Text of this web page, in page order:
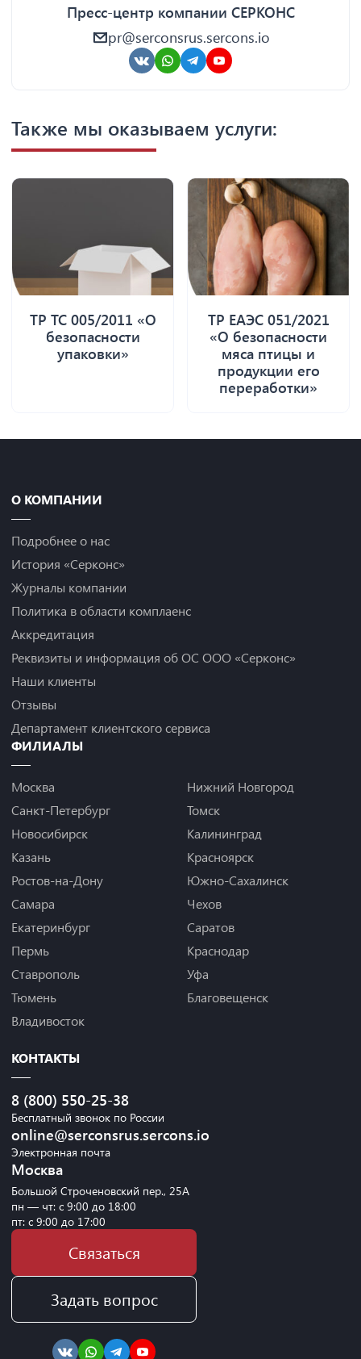
Пресс-центр компании СЕРКОНС
pr@serconsrus.sercons.io
Также мы оказываем услуги:
ТР ТС 005/2011 «О
безопасности
упаковки»
ТР ЕАЭС 051/2021
«О безопасности
мяса птицы и
продукции его
переработки»
О КОМПАНИИ
Подробнее о нас
История «Серконс»
Журналы компании
Политика в области комплаенс
Аккредитация
Реквизиты и информация об ОС ООО «Серконс»
Наши клиенты
Отзывы
Департамент клиентского сервиса
ФИЛИАЛЫ
Москва
Санкт-Петербург
Новосибирск
Казань
Ростов-на-Дону
Самара
Екатеринбург
Пермь
Ставрополь
Тюмень
Владивосток
Нижний Новгород
Томск
Калининград
Красноярск
Южно-Сахалинск
Чехов
Саратов
Краснодар
Уфа
Благовещенск
КОНТАКТЫ
8 (800) 550-25-38
Бесплатный звонок по России
online@serconsrus.sercons.io
Электронная почта
Москва
Большой Строченовский пер., 25А
пн — чт: с 9:00 до 18:00
пт: с 9:00 до 17:00
Связаться
Задать вопрос